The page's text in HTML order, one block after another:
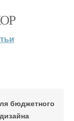
бюджетного
дизайна